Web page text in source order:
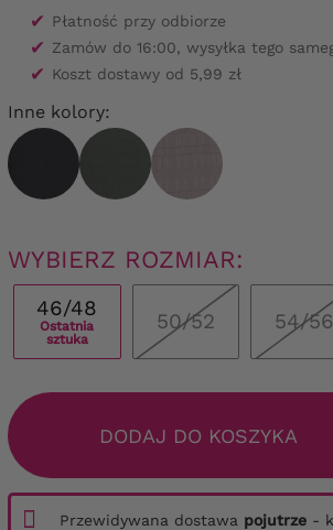
✔ Płatność przy odbiorze
✔ Zamów do 16:00, wysyłka tego
✔ Koszt dostawy od 5,99 zł
Inne kolory:
WYBIERZ ROZMIAR:
46/48
Ostatnia
sztuka
50/52 54/56
DODAJ DO KOSZYKA
Przewidywana dostawa pojutrze -